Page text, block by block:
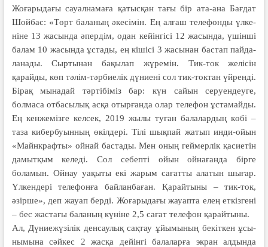
Жоғарыдағы сауалнамаға қатыс­қан тағы бір ата-ана Бағдат
Шойбас: «Төрт ба­ла­ның әкесімін. Ең алғаш телефонды үл­ке­
ніне 13 жасында әпердім, одан кейінгісі 12 жасында, үшінші
балам 10 жасында ұс­тады, ең кішісі 3 жасынан бастап пайда­
ла­нады. Сыртынан бақылап жүремін. Тик-ток желісін
қарайды, көп тәлім-тәр­биелік дүниені сол тик-токтан үйренді.
Бірақ мынадай тәртібіміз бар: күн сайын­ серуендеуге,
болмаса отбасылық асқа отыр­­ғанда олар телефон ұстамайды.
Ең кен­­жемізге келсек, 2019 жылы туған бала­лардың көбі –
таза кибербуынның өкіл­дері. Тілі шықпай жатып инди-ойын
«Майн­крафты» ойнай бастады. Мен оның гей­мерлік қасиетін
дамытқым келеді. Сол себеп­ті ойын ойнағанда бірге
боламын. Ойнау уақыты екі жарым сағатты алатын шы­ғар.
Үлкендері телефонға байланбаған. Қа­рай­тыны – тик-ток,
әзірше», деп жауап берді. Жоғарыдағы жауапта елең еткізгені
– бес жастағы баланың күніне 2,5 сағат телефон қарайтыны.
Ал, Дүниежүзілік денсаулық сақтау ұйымының бекіткен ұсы­
нымына сәйкес 2 жасқа дейінгі бала­ларға экран алдында